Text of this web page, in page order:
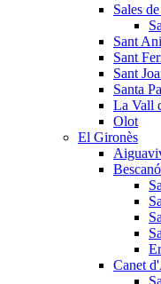
Sales
Sant
Sant
Sant
Santa
La Vall
Olot
El Gironès
Bescanó
Canet